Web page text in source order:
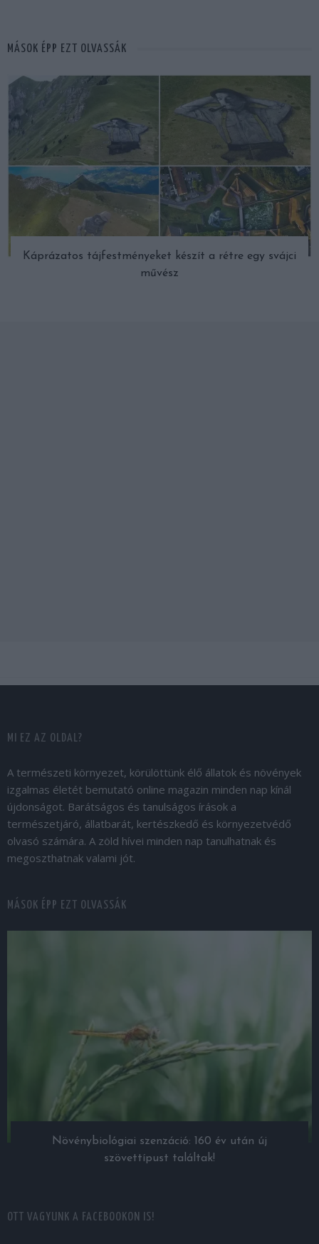
MÁSOK ÉPP EZT OLVASSÁK
Káprázatos tájfestményeket készít a rétre egy svájci
művész
MI EZ AZ OLDAL?
A természeti környezet, körülöttünk élő állatok és növények
izgalmas életét bemutató online magazin minden nap kínál
újdonságot. Barátságos és tanulságos írások a
természetjáró, állatbarát, kertészkedő és környezetvédő
olvasó számára. A zöld hívei minden nap tanulhatnak és
megoszthatnak valami jót.
MÁSOK ÉPP EZT OLVASSÁK
Növénybiológiai szenzáció: 160 év után új
szövettípust találtak!
OTT VAGYUNK A FACEBOOKON IS!